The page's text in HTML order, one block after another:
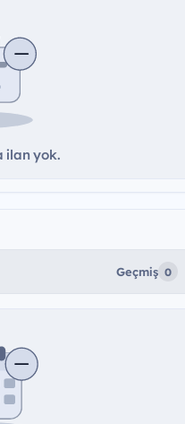
ilan yok.
Geçmiş 0